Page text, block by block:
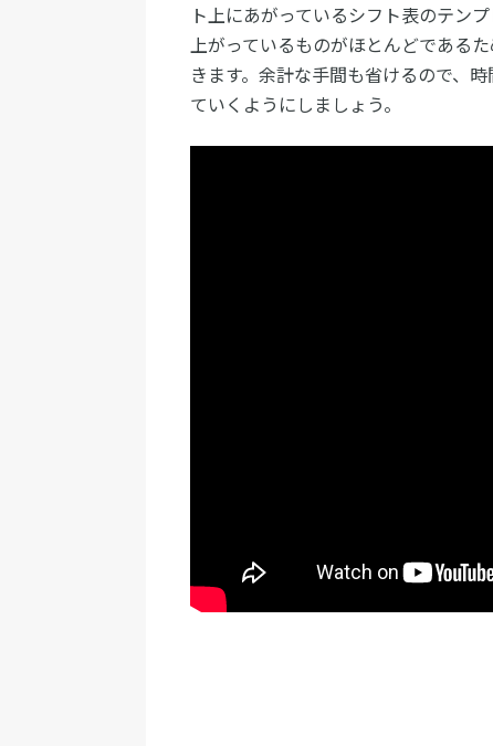
ト上にあがっているシフト表のテン
上がっているものがほとんどである
きます。余計な手間も省けるので、
ていくようにしましょう。